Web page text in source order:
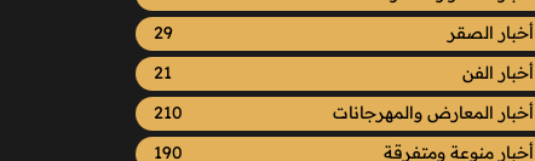
أخبار الصقر
29
أخبار الفن
21
أخبار المعارض والمهرجانات
210
أخبار منوعة ومتفرقة
190